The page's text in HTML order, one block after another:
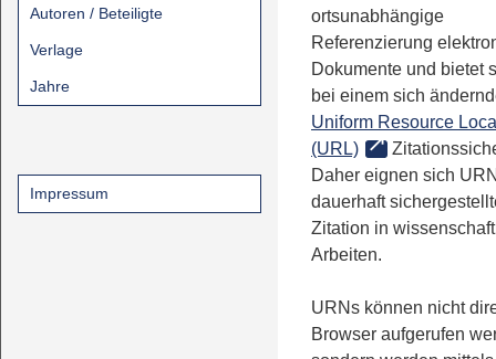
Autoren / Beteiligte
Verlage
Jahre
Impressum
ortsunabhängige
Referenzierung
Dokumente und bietet
bei einem sich
Uniform Resource
(URL)
Daher eignen sich
dauerhaft
Zitation in
Arbeiten.
URNs können nicht
Browser aufgerufen